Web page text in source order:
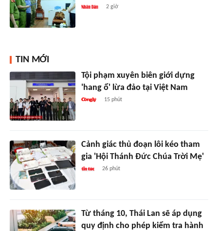
2 giờ
TIN MỚI
Tội phạm xuyên biên giới dựng
'hang ổ' lừa đảo tại Việt Nam
15 phút
Cảnh giác thủ đoạn lôi kéo tham
gia 'Hội Thánh Đức Chúa Trời Mẹ'
26 phút
Từ tháng 10, Thái Lan sẽ áp dụng
quy định cho phép kiểm tra hành